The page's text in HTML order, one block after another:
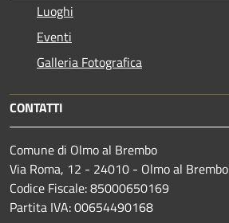
Luoghi
Eventi
Galleria Fotografica
CONTATTI
Comune di Olmo al Brembo
Via Roma, 12 - 24010 - Olmo al Brembo
Codice Fiscale: 85000650169
Partita IVA: 00654490168